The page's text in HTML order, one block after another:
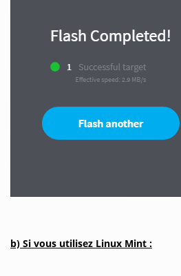
b) Si vous utilisez Linux Mint :